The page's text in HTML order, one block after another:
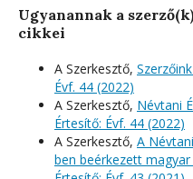
Ugyanannak a
cikkei
A Szerkesztő,
Évf. 44 (2022)
A Szerkesztő, Névtani
Értesítő: Évf. 44 (2022)
A Szerkesztő, A
ben beérkezett